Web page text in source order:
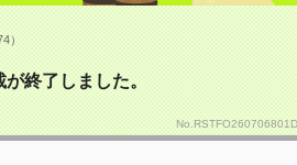
）
が終了しました。